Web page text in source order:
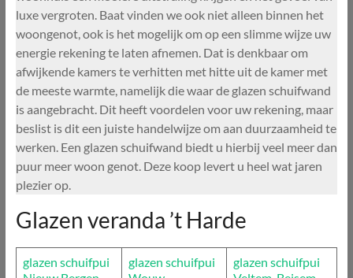
luxe vergroten. Baat vinden we ook niet alleen binnen het
woongenot, ook is het mogelijk om op een slimme wijze uw
energie rekening te laten afnemen. Dat is denkbaar om
afwijkende kamers te verhitten met hitte uit de kamer met
de meeste warmte, namelijk die waar de glazen schuifwand
is aangebracht. Dit heeft voordelen voor uw rekening, maar
beslist is dit een juiste handelwijze om aan duurzaamheid te
werken. Een glazen schuifwand biedt u hierbij veel meer dan
puur meer woon genot. Deze koop levert u heel wat jaren
plezier op.
Glazen veranda ’t Harde
glazen schuifpui
glazen schuifpui
glazen schuifpui